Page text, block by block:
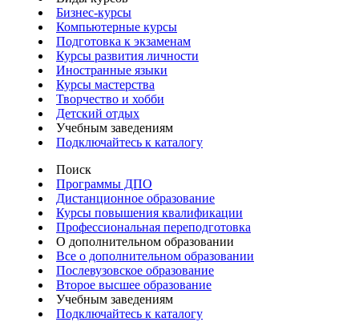
Бизнес-курсы
Компьютерные курсы
Подготовка к экзаменам
Курсы развития личности
Иностранные языки
Курсы мастерства
Творчество и хобби
Детский отдых
Учебным заведениям
Подключайтесь к каталогу
Поиск
Программы ДПО
Дистанционное образование
Курсы повышения квалификации
Профессиональная переподготовка
О дополнительном образовании
Все о дополнительном образовании
Послевузовское образование
Второе высшее образование
Учебным заведениям
Подключайтесь к каталогу